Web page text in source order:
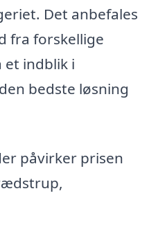
Det anbefales
fra forskellige
indblik i
bedste løsning
påvirker prisen